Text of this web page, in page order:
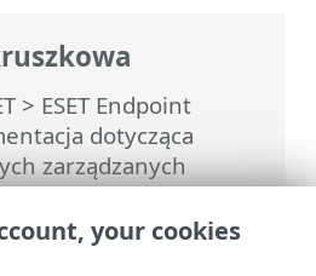
> ESET Endpoint
dotycząca
zarządzanych
do funkcji ESET
your cookies